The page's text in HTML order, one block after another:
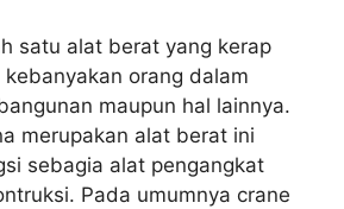
satu alat berat yang kerap
orang dalam
maupun hal lainnya.
merupakan alat berat ini
sebagia alat pengangkat
Pada umumnya crane